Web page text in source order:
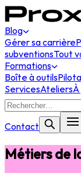
Blog
Gérer sa carrière
subventionsTout
Formations
Boîte à outils
ServicesAteliersÀ
Contact
Métiers de